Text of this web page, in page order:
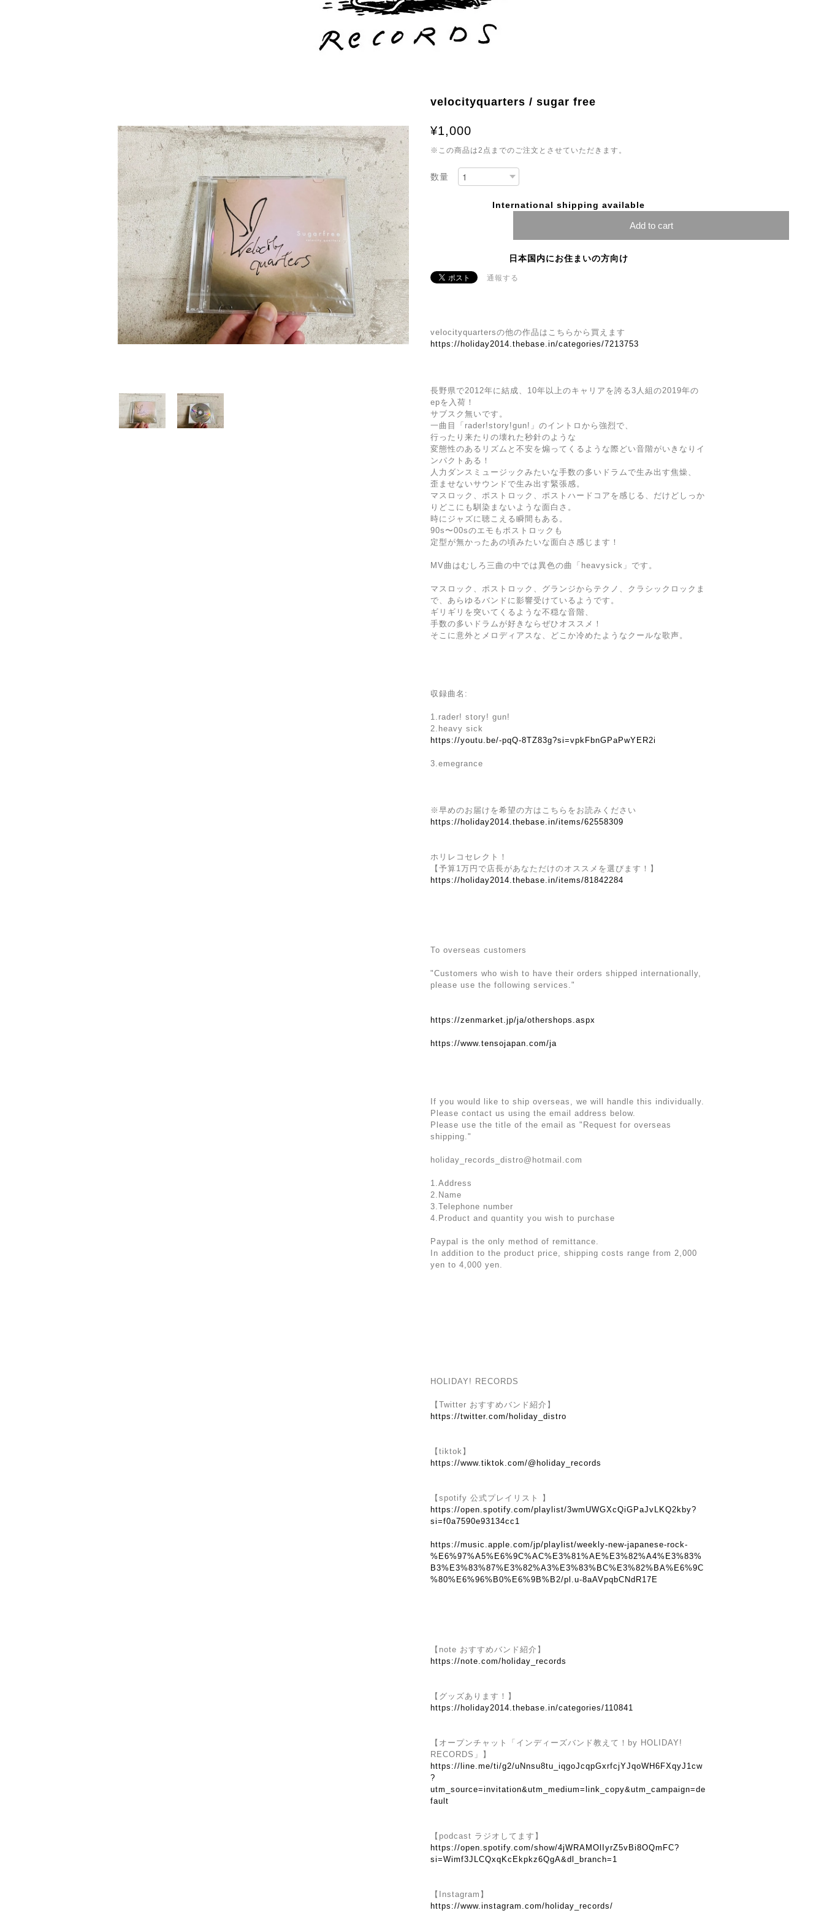
velocityquarters / sugar free
¥1,000
※この商品は2点までのご注文とさせていただきます。
数量
International shipping available
Add to cart
日本国内にお住まいの方向け
通報する
velocityquartersの他の作品はこちらから買えます
https://holiday2014.thebase.in/categories/7213753
長野県で2012年に結成、10年以上のキャリアを誇る3人組の2019年の
epを入荷！
サブスク無いです。
一曲目「rader!story!gun!」のイントロから強烈で、
行ったり来たりの壊れた秒針のような
変態性のあるリズムと不安を煽ってくるような際どい音階がいきなりイ
ンパクトある！
人力ダンスミュージックみたいな手数の多いドラムで生み出す焦燥、
歪ませないサウンドで生み出す緊張感。
マスロック、ポストロック、ポストハードコアを感じる、だけどしっか
りどこにも馴染まないような面白さ。
時にジャズに聴こえる瞬間もある。
90s〜00sのエモもポストロックも
定型が無かったあの頃みたいな面白さ感じます！
MV曲はむしろ三曲の中では異色の曲「heavysick」です。
マスロック、ポストロック、グランジからテクノ、クラシックロックま
で、あらゆるバンドに影響受けているようです。
ギリギリを突いてくるような不穏な音階、
手数の多いドラムが好きならぜひオススメ！
そこに意外とメロディアスな、どこか冷めたようなクールな歌声。
収録曲名:
1.rader! story! gun!
2.heavy sick
https://youtu.be/-pqQ-8TZ83g?si=vpkFbnGPaPwYER2i
3.emegrance
※早めのお届けを希望の方はこちらをお読みください
https://holiday2014.thebase.in/items/62558309
ホリレコセレクト！
【予算1万円で店長があなただけのオススメを選びます！】
https://holiday2014.thebase.in/items/81842284
To overseas customers
"Customers who wish to have their orders shipped internationally,
please use the following services."
https://zenmarket.jp/ja/othershops.aspx
https://www.tensojapan.com/ja
If you would like to ship overseas, we will handle this individually.
Please contact us using the email address below.
Please use the title of the email as "Request for overseas
shipping."
holiday_records_distro@hotmail.com
1.Address
2.Name
3.Telephone number
4.Product and quantity you wish to purchase
Paypal is the only method of remittance.
In addition to the product price, shipping costs range from 2,000
yen to 4,000 yen.
HOLIDAY! RECORDS
【Twitter おすすめバンド紹介】
https://twitter.com/holiday_distro
【tiktok】
https://www.tiktok.com/@holiday_records
【spotify 公式プレイリスト 】
https://open.spotify.com/playlist/3wmUWGXcQiGPaJvLKQ2kby?
si=f0a7590e93134cc1
https://music.apple.com/jp/playlist/weekly-new-japanese-rock-
%E6%97%A5%E6%9C%AC%E3%81%AE%E3%82%A4%E3%83%
B3%E3%83%87%E3%82%A3%E3%83%BC%E3%82%BA%E6%9C
%80%E6%96%B0%E6%9B%B2/pl.u-8aAVpqbCNdR17E
【note おすすめバンド紹介】
https://note.com/holiday_records
【グッズあります！】
https://holiday2014.thebase.in/categories/110841
【オープンチャット「インディーズバンド教えて！by HOLIDAY!
RECORDS」】
https://line.me/ti/g2/uNnsu8tu_iqgoJcqpGxrfcjYJqoWH6FXqyJ1cw
?
utm_source=invitation&utm_medium=link_copy&utm_campaign=de
fault
【podcast ラジオしてます】
https://open.spotify.com/show/4jWRAMOlIyrZ5vBi8OQmFC?
si=Wimf3JLCQxqKcEkpkz6QgA&dl_branch=1
【Instagram】
https://www.instagram.com/holiday_records/